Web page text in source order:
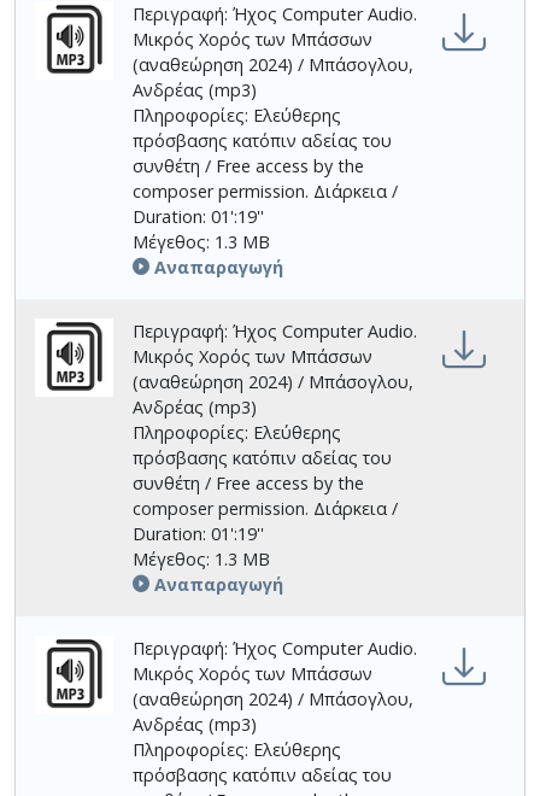
Περιγραφή: Ήχος Computer Audio.
Μικρός Χορός των Μπάσσων
(αναθεώρηση 2024) / Μπάσογλου,
Ανδρέας (mp3)
Πληροφορίες: Ελεύθερης
πρόσβασης κατόπιν αδείας του
συνθέτη / Free access by the
composer permission. Διάρκεια /
Duration: 01':19''
Μέγεθος: 1.3 MB
Αναπαραγωγή
Περιγραφή: Ήχος Computer Audio.
Μικρός Χορός των Μπάσσων
(αναθεώρηση 2024) / Μπάσογλου,
Ανδρέας (mp3)
Πληροφορίες: Ελεύθερης
πρόσβασης κατόπιν αδείας του
συνθέτη / Free access by the
composer permission. Διάρκεια /
Duration: 01':19''
Μέγεθος: 1.3 MB
Αναπαραγωγή
Περιγραφή: Ήχος Computer Audio.
Μικρός Χορός των Μπάσσων
(αναθεώρηση 2024) / Μπάσογλου,
Ανδρέας (mp3)
Πληροφορίες: Ελεύθερης
πρόσβασης κατόπιν αδείας του